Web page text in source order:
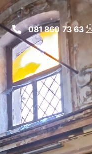
081 860 73 63